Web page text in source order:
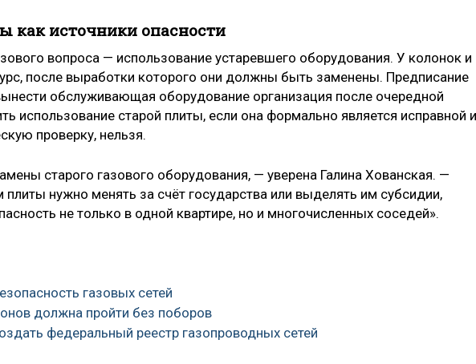
как источники опасности
вопроса — использование устаревшего оборудования. У колонок и
после выработки которого они должны быть заменены. Предписание
обслуживающая оборудование организация после очередной
использование старой плиты, если она формально является исправной и
проверку, нельзя.
старого газового оборудования, — уверена Галина Хованская. —
нужно менять за счёт государства или выделять им субсидии,
не только в одной квартире, но и многочисленных соседей».
газовых сетей
должна пройти без поборов
федеральный реестр газопроводных сетей